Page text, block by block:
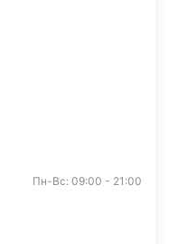
Пн-Вс: 09:00 - 21:00